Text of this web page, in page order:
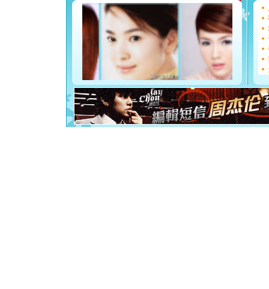
能正大
都要快乐
[圣诞节]
如意,快
[元旦]
看
断电。
你是我
[元旦] 如
起；二是
离。水晶
[元旦]当
泣，这痛
卖了。水